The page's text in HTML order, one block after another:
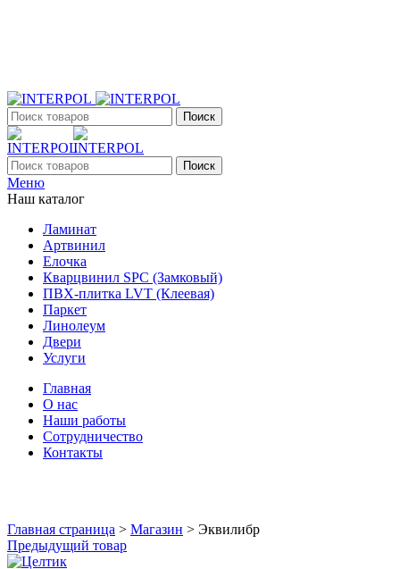
Поиск
Поиск
Меню
Наш каталог
Ламинат
Артвинил
Елочка
Кварцвинил SPC (Замковый)
ПВХ-плитка LVT (Клеевая)
Паркет
Линолеум
Двери
Услуги
Главная
О нас
Наши работы
Сотрудничество
Контакты
Главная страница > Магазин > Эквилибр
Предыдущий товар